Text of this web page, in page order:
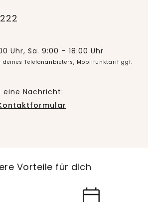
Uhr, Sa. 9:00 – 18:00 Uhr
deines Telefonanbieters, Mobilfunktarif ggf.
Nachricht:
Vorteile für dich